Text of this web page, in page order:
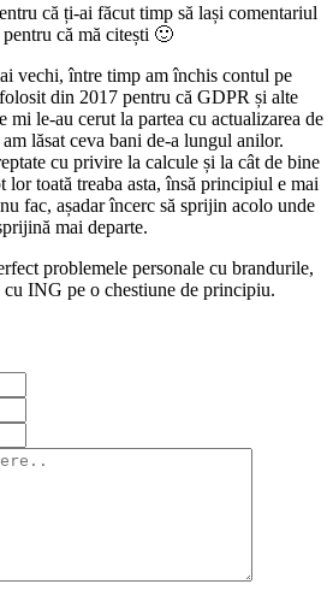
că ți-ai făcut timp să lași comentariul
că mă citești 🙂
vechi, între timp am închis contul pe
din 2017 pentru că GDPR și alte
mi le-au cerut la partea cu actualizarea de
lăsat ceva bani de-a lungul anilor.
cu privire la calcule și la cât de bine
lor toată treaba asta, însă principiul e mai
fac, așadar încerc să sprijin acolo unde
mai departe.
problemele personale cu brandurile,
cu ING pe o chestiune de principiu.